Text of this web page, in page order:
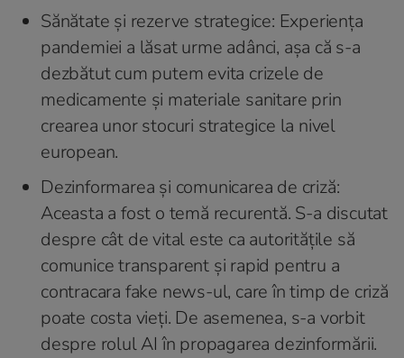
Sănătate și rezerve strategice: Experiența
pandemiei a lăsat urme adânci, așa că s-a
dezbătut cum putem evita crizele de
medicamente și materiale sanitare prin
crearea unor stocuri strategice la nivel
european.
Dezinformarea și comunicarea de criză:
Aceasta a fost o temă recurentă. S-a discutat
despre cât de vital este ca autoritățile să
comunice transparent și rapid pentru a
contracara fake news-ul, care în timp de criză
poate costa vieți. De asemenea, s-a vorbit
despre rolul AI în propagarea dezinformării.